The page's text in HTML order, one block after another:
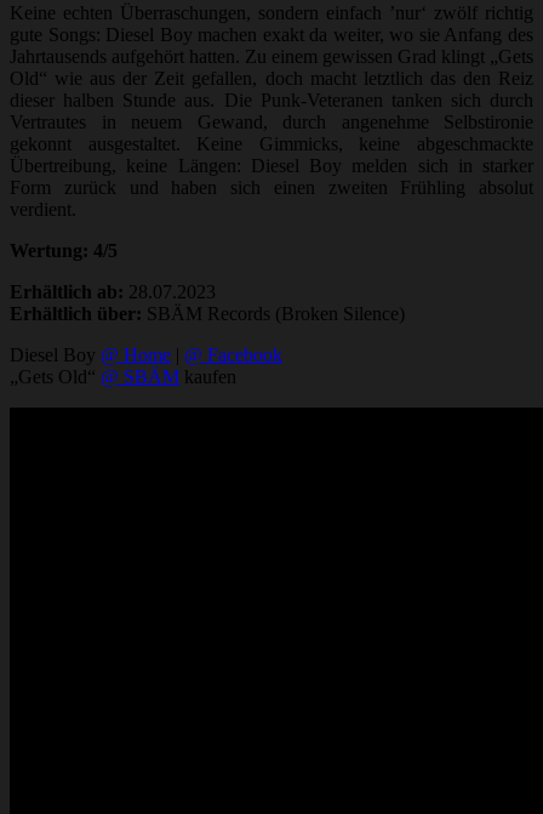
Keine echten Überraschungen, sondern einfach ’nur‘ zwölf richtig
gute Songs: Diesel Boy machen exakt da weiter, wo sie Anfang des
Jahrtausends aufgehört hatten. Zu einem gewissen Grad klingt „Gets
Old“ wie aus der Zeit gefallen, doch macht letztlich das den Reiz
dieser halben Stunde aus. Die Punk-Veteranen tanken sich durch
Vertrautes in neuem Gewand, durch angenehme Selbstironie
gekonnt ausgestaltet. Keine Gimmicks, keine abgeschmackte
Übertreibung, keine Längen: Diesel Boy melden sich in starker
Form zurück und haben sich einen zweiten Frühling absolut
verdient.
Wertung: 4/5
Erhältlich ab: 28.07.2023
Erhältlich über: SBÄM Records (Broken Silence)
Diesel Boy @ Home | @ Facebook
„Gets Old“ @ SBÄM kaufen